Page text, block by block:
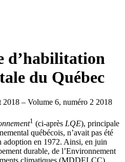
d’habilitation
du Québec
2018 – Volume 6, numéro 2 2018
1 (ci-après LQE), principale
québécois, n’avait pas été
adoption en 1972. Ainsi, en juin
durable, de l’Environnement
climatiques (MDDELCC)